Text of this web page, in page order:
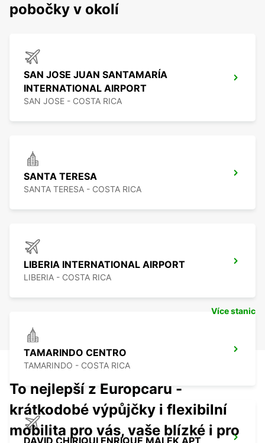
pobočky v okolí
SAN JOSE JUAN SANTAMARÍA
INTERNATIONAL AIRPORT
SAN JOSE - COSTA RICA
SANTA TERESA
SANTA TERESA - COSTA RICA
LIBERIA INTERNATIONAL AIRPORT
LIBERIA - COSTA RICA
TAMARINDO CENTRO
TAMARINDO - COSTA RICA
Více stanic
To nejlepší z Europcaru -
krátkodobé výpůjčky i flexibilní
mobilita pro vás, vaše blízké i pro